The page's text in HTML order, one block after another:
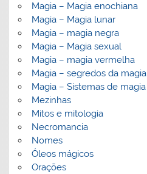
Magia – Magia enochiana
Magia – Magia lunar
Magia – magia negra
Magia – Magia sexual
Magia – magia vermelha
Magia – segredos da magia
Magia – Sistemas de magia
Mezinhas
Mitos e mitologia
Necromancia
Nomes
Óleos mágicos
Orações